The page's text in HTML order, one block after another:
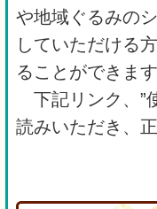
や地域ぐるみの
していただける
ることができます
下記リンク、”
読みいただき、